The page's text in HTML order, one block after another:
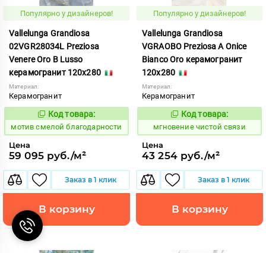
Популярно у дизайнеров!
Vallelunga Grandiosa
02VGR28034L Preziosa
Venere Oro B Lusso
керамогранит 120x280
Материал:
Керамогранит
1042753
Код товара:
мотив смелой благодарности
Цена
59 095 руб./м²
Заказ в 1 клик
В корзину
Популярно у дизайнеров!
Vallelunga Grandiosa
VGRAOBO Preziosa A Onice
Bianco Oro керамогранит
120x280
Материал:
Керамогранит
952086
Код товара:
мгновение чистой связи
Цена
43 254 руб./м²
Заказ в 1 клик
В корзину